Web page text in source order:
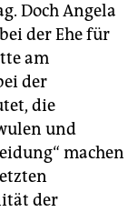
Doch Angela
der Ehe für
am
der
die
und
machen
der